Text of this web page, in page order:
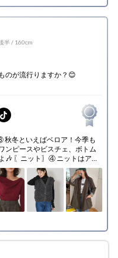
半/ 160cm
のが流行りますか？😊
ンピースやビスチェ、ボトム
アシ
す！デザイン性が高いもので
ガンディや深紅〗の赤系が注
、フェザーなど！ 〖オー
バーサイズが流行るそうで
行るそうで😳 〖フリン
すが、バッグで取り入れる
私からは以上に
です🎶